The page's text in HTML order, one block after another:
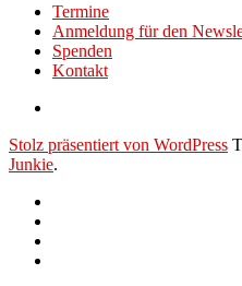
Termine
Anmeldung für den
Spenden
Kontakt
Stolz präsentiert von WordPress
Junkie.